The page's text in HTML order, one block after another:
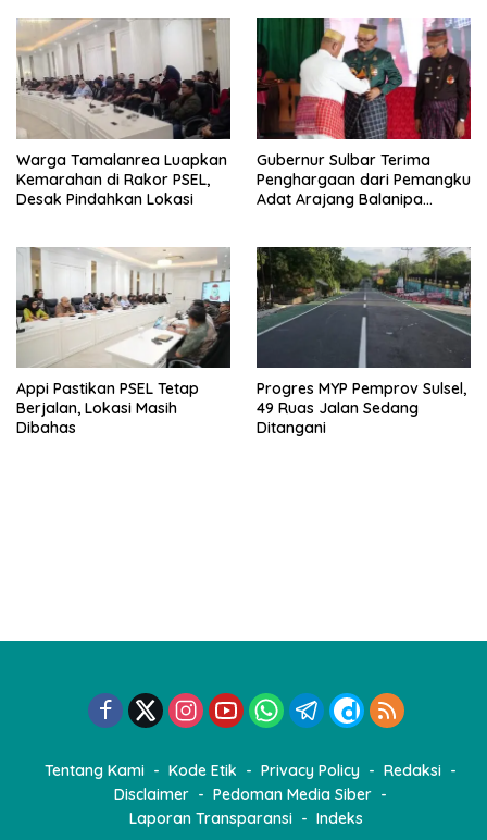
Warga Tamalanrea Luapkan
Kemarahan di Rakor PSEL,
Desak Pindahkan Lokasi
Gubernur Sulbar Terima
Penghargaan dari Pemangku
Adat Arajang Balanipa
Appi Pastikan PSEL Tetap
Berjalan, Lokasi Masih
Dibahas
Progres MYP Pemprov Sulsel,
49 Ruas Jalan Sedang
Ditangani
Tentang Kami Kode Etik Privacy Policy
Redaksi
Disclaimer
Pedoman Media Siber
Laporan Transparansi
Indeks